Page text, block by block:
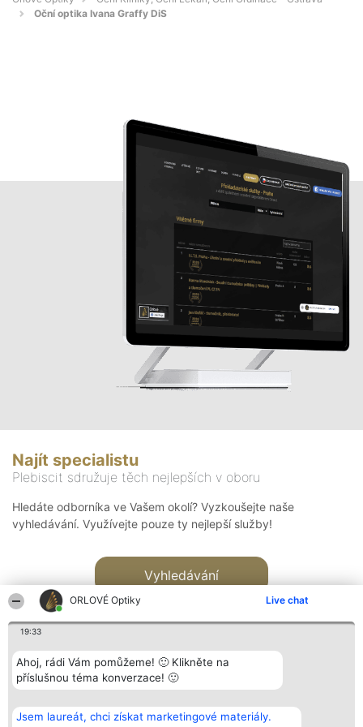
ORLOVÉ Optiky Live chat
19:33
Ahoj, rádi Vám pomůžeme! 🙂 Klikněte na
příslušnou téma konverzace! 🙂
Jsem laureát, chci získat marketingové materiály.
Oční optika Ivana Graffy DiS
Najít specialistu
Plebiscit sdružuje těch nejlepších v oboru
Hledáte odborníka ve Vašem okolí? Vyzkoušejte naše
vyhledávání. Využívejte pouze ty nejlepší služby!
Vyhledávání
Bright Side Solutions sp. z o.
o. sp. k.
Vítězové
Seznam všech
Kontakt